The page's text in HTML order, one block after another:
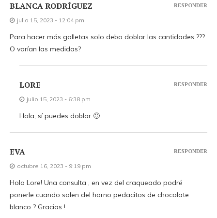
BLANCA RODRÍGUEZ
julio 15, 2023 - 12:04 pm
Para hacer más galletas solo debo doblar las cantidades ???
O varían las medidas?
RESPONDER
LORE
julio 15, 2023 - 6:38 pm
Hola, sí puedes doblar 🙂
RESPONDER
EVA
octubre 16, 2023 - 9:19 pm
Hola Lore! Una consulta , en vez del craqueado podré
ponerle cuando salen del horno pedacitos de chocolate
blanco ? Gracias !
RESPONDER